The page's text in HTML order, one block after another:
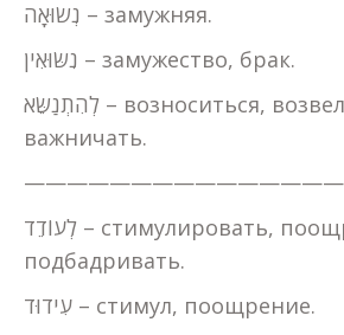
נְשׂוּאָה – замужняя.
נִשּׂוּאִין – замужество, брак.
לְהִתְנַשֵּׂא – возноситься, возвеличиваться;
важничать.
לְעוֹדֵד – стимулировать, поощрять,
подбадривать.
עִידוּד – стимул, поощрение.